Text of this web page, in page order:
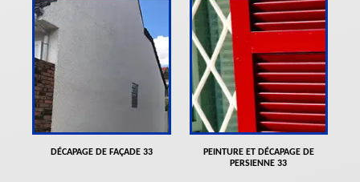
DÉCAPAGE DE FAÇADE 33
PEINTURE ET DÉCAPAGE DE
PERSIENNE 33